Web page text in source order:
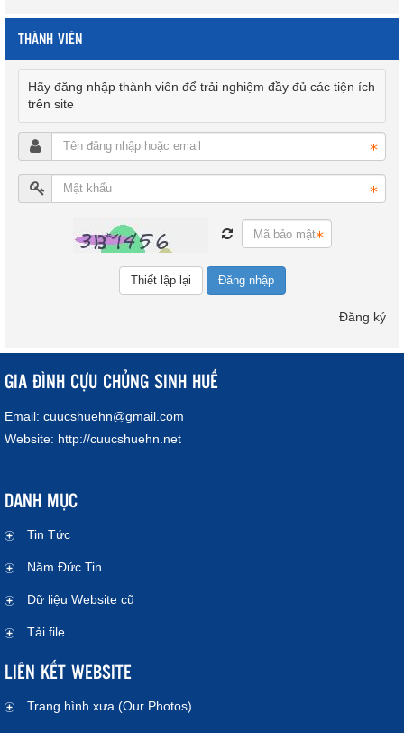
THÀNH VIÊN
Hãy đăng nhập thành viên để trải nghiệm đầy đủ các tiện ích
trên site
Đăng nhập
Đăng ký
GIA ĐÌNH CỰU CHỦNG SINH HUẾ
Email: cuucshuehn@gmail.com
Website: http://cuucshuehn.net
DANH MỤC
Tin Tức
Năm Đức Tin
Dữ liệu Website cũ
Tải file
LIÊN KẾT WEBSITE
Trang hình xưa (Our Photos)